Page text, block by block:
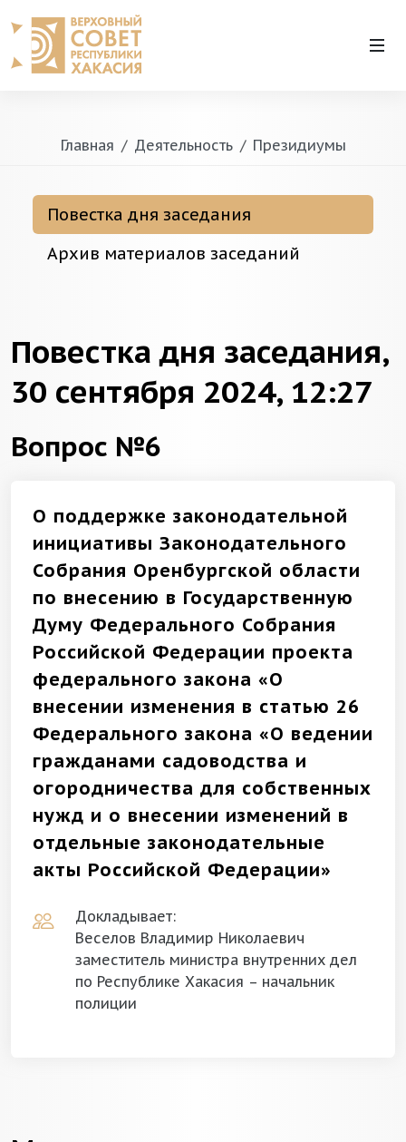
Главная Деятельность Президиумы
Повестка дня заседания
Архив материалов заседаний
Повестка дня заседания,
30 сентября 2024, 12:27
Вопрос №6
О поддержке законодательной
инициативы Законодательного
Собрания Оренбургской области
по внесению в Государственную
Думу Федерального Собрания
Российской Федерации проекта
федерального закона «О
внесении изменения в статью 26
Федерального закона «О ведении
гражданами садоводства и
огородничества для собственных
нужд и о внесении изменений в
отдельные законодательные
акты Российской Федерации»
Докладывает:
Веселов Владимир Николаевич
заместитель министра внутренних дел
по Республике Хакасия – начальник
полиции